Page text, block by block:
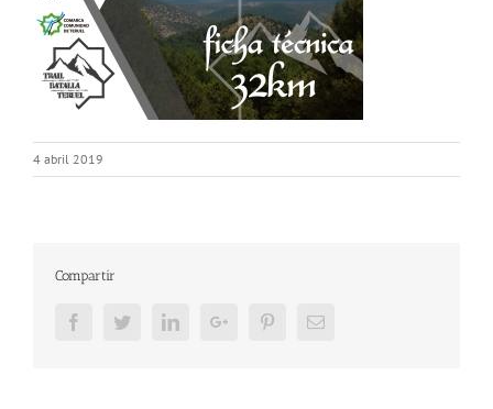
4 abril 2019
Compartir
FacebookTwitterLinkedInGoogle+ PinterestEmail